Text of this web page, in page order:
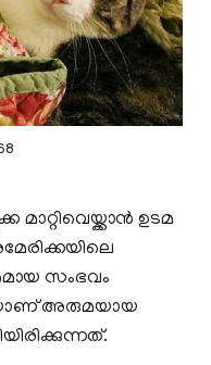
ഉടമ
സംഭവം
അരുമയായ